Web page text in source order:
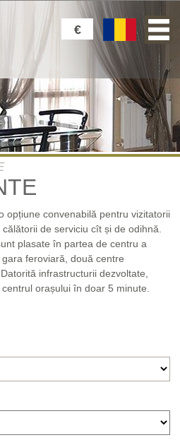
€
opțiune convenabilă pentru vizitatorii
de serviciu cît și de odihnă.
plasate în partea de centru a
feroviară, două centre
infrastructurii dezvoltate,
orașului în doar 5 minute.